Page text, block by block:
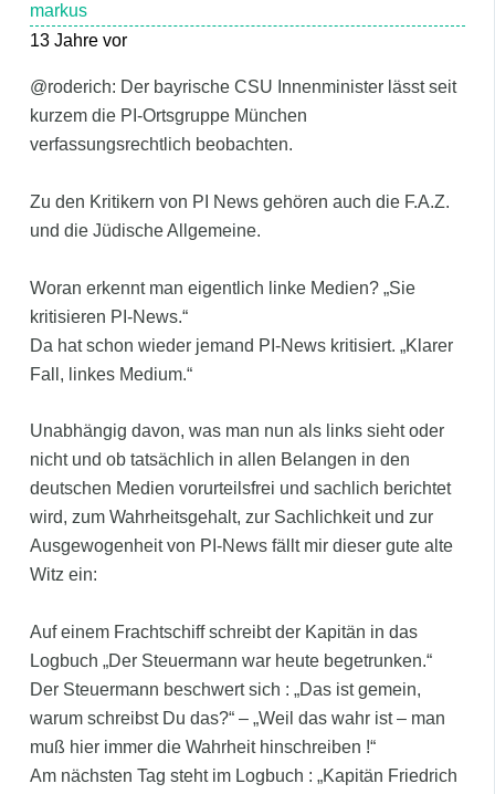
markus
13 Jahre vor
@roderich: Der bayrische CSU Innenminister lässt seit
kurzem die PI-Ortsgruppe München
verfassungsrechtlich beobachten.
Zu den Kritikern von PI News gehören auch die F.A.Z.
und die Jüdische Allgemeine.
Woran erkennt man eigentlich linke Medien? „Sie
kritisieren PI-News.“
Da hat schon wieder jemand PI-News kritisiert. „Klarer
Fall, linkes Medium.“
Unabhängig davon, was man nun als links sieht oder
nicht und ob tatsächlich in allen Belangen in den
deutschen Medien vorurteilsfrei und sachlich berichtet
wird, zum Wahrheitsgehalt, zur Sachlichkeit und zur
Ausgewogenheit von PI-News fällt mir dieser gute alte
Witz ein:
Auf einem Frachtschiff schreibt der Kapitän in das
Logbuch „Der Steuermann war heute begetrunken.“
Der Steuermann beschwert sich : „Das ist gemein,
warum schreibst Du das?“ – „Weil das wahr ist – man
muß hier immer die Wahrheit hinschreiben !“
Am nächsten Tag steht im Logbuch : „Kapitän Friedrich